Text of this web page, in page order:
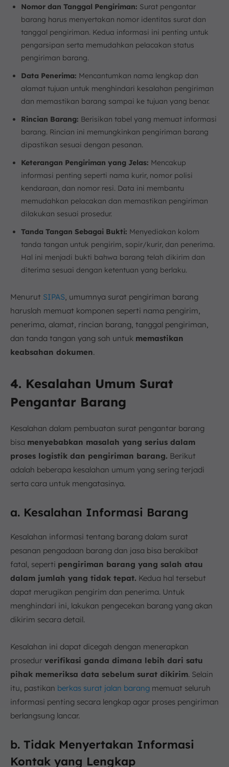
Nomor dan Tanggal Pengiriman: Surat pengantar
barang harus menyertakan nomor identitas surat dan
tanggal pengiriman. Kedua informasi ini penting untuk
pengarsipan serta memudahkan pelacakan status
pengiriman barang.
Data Penerima: Mencantumkan nama lengkap dan
alamat tujuan untuk menghindari kesalahan pengiriman
dan memastikan barang sampai ke tujuan yang benar.
Rincian Barang: Berisikan tabel yang memuat informasi
barang. Rincian ini memungkinkan pengiriman barang
dipastikan sesuai dengan pesanan.
Keterangan Pengiriman yang Jelas: Mencakup
informasi penting seperti nama kurir, nomor polisi
kendaraan, dan nomor resi. Data ini membantu
memudahkan pelacakan dan memastikan pengiriman
dilakukan sesuai prosedur.
Tanda Tangan Sebagai Bukti: Menyediakan kolom
tanda tangan untuk pengirim, sopir/kurir, dan penerima.
Hal ini menjadi bukti bahwa barang telah dikirim dan
diterima sesuai dengan ketentuan yang berlaku.
Menurut SIPAS, umumnya surat pengiriman barang
haruslah memuat komponen seperti nama pengirim,
penerima, alamat, rincian barang, tanggal pengiriman,
dan tanda tangan yang sah untuk memastikan
keabsahan dokumen.
4. Kesalahan Umum Surat
Pengantar Barang
Kesalahan dalam pembuatan surat pengantar barang
bisa menyebabkan masalah yang serius dalam
proses logistik dan pengiriman barang. Berikut
adalah beberapa kesalahan umum yang sering terjadi
serta cara untuk mengatasinya.
a. Kesalahan Informasi Barang
Kesalahan informasi tentang barang dalam surat
pesanan pengadaan barang dan jasa bisa berakibat
fatal, seperti pengiriman barang yang salah atau
dalam jumlah yang tidak tepat. Kedua hal tersebut
dapat merugikan pengirim dan penerima. Untuk
menghindari ini, lakukan pengecekan barang yang akan
dikirim secara detail.
Kesalahan ini dapat dicegah dengan menerapkan
prosedur verifikasi ganda dimana lebih dari satu
pihak memeriksa data sebelum surat dikirim. Selain
itu, pastikan berkas surat jalan barang memuat seluruh
informasi penting secara lengkap agar proses pengiriman
berlangsung lancar.
b. Tidak Menyertakan Informasi
Kontak yang Lengkap